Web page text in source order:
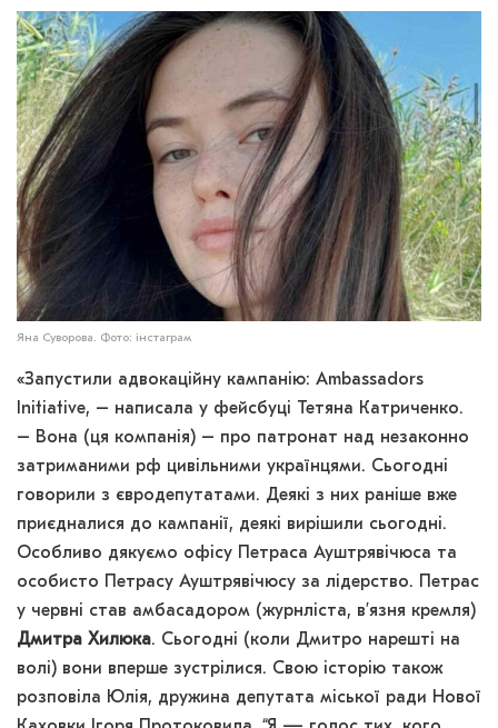
Яна Суворова. Фото: інстаграм
«Запустили адвокаційну кампанію: Ambassadors
Initiative, – написала у фейсбуці Тетяна Катриченко.
– Вона (ця компанія) – про патронат над незаконно
затриманими рф цивільними українцями. Сьогодні
говорили з євродепутатами. Деякі з них раніше вже
приєдналися до кампанії, деякі вирішили сьогодні.
Особливо дякуємо офісу Петраса Ауштрявічюса та
особисто Петрасу Ауштрявічюсу за лідерство. Петрас
у червні став амбасадором (журнліста, в’язня кремля)
Дмитра Хилюка. Сьогодні (коли Дмитро нарешті на
волі) вони вперше зустрілися. Свою історію також
розповіла Юлія, дружина депутата міської ради Нової